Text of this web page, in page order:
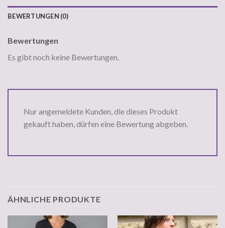
BEWERTUNGEN (0)
Bewertungen
Es gibt noch keine Bewertungen.
Nur angemeldete Kunden, die dieses Produkt
gekauft haben, dürfen eine Bewertung abgeben.
ÄHNLICHE PRODUKTE